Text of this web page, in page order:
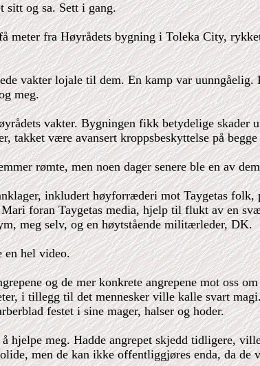
sitt og sa. Sett i gang.
meter fra Høyrådets bygning i Toleka City,
vakter lojale til dem. En kamp var
meg.
vakter. Bygningen fikk betydelige skader
takket være avansert kroppsbeskyttelse på begge
rømte, men noen dager senere ble en av
inkludert høyforræderi mot Taygetas folk,
foran Taygetas media, hjelp til flukt av en
meg selv, og en høytstående militærleder, DK.
en hel video.
og de mer konkrete angrepene mot oss
i tillegg til det mennesker ville kalle svart
festet i sine mager, halser og hoder.
hjelpe meg. Hadde angrepet skjedd tidligere,
men de kan ikke offentliggjøres enda, da